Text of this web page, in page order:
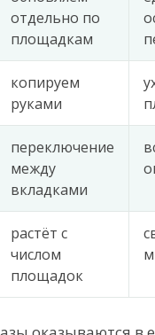
отдельно по
площадкам
копируем
руками
переключение
между
вкладками
растёт с
числом
площадок